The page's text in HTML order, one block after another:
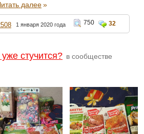
далее»
1 января 2020 года 750 32
стучится? в сообществе